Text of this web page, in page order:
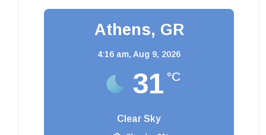
Athens, GR
4:16 am, Aug 9, 2026
31 °C
Clear Sky